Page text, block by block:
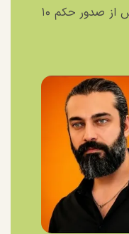
پرونده جنجالی «کلثوم اکبری» پس از صدور حکم ۱۰